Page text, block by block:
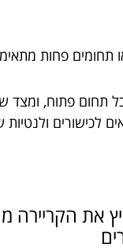
תחומים פחות
תחום פתוח, ומצד
לכישורים ולנטיות
את הקריירה